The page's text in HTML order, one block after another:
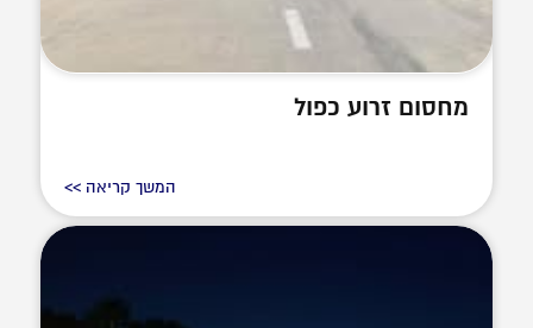
מחסום זרוע כפול
המשך קריאה >>